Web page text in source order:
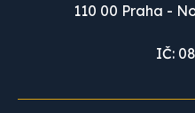
110 00 Praha -
IČ: